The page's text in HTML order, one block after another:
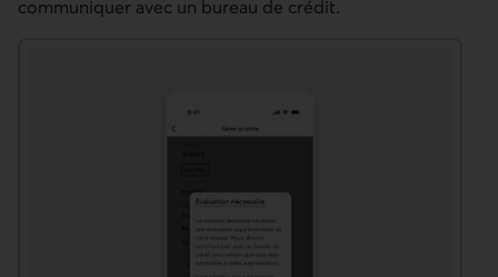
communiquer avec un bureau de crédit.